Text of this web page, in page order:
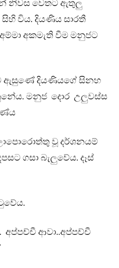
නිවස වෙතට ඇතුලු
විය. දියණිය සාරතී
අකමැති වීම මනුජට
ඇසුණේ දියණියගේ සිනහ
මනුජ දොර උලුවස්ස
වූ දර්ශනයම්
ගසා බැලුවේය. දෑස්
අප්පච්චී ආවා..අප්පච්චී